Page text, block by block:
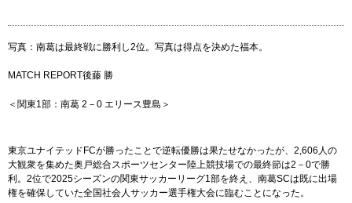
写真：南葛は最終戦に勝利し2位。写真は得点を決めた福本。
MATCH REPORT後藤 勝
＜関東1部：南葛 2－0 エリース豊島＞
東京ユナイテッドFCが勝ったことで逆転優勝は果たせなかったが、2,606人の
大観衆を集めた奥戸総合スポーツセンター陸上競技場での最終節は2－0で勝
利。2位で2025シーズンの関東サッカーリーグ1部を終え、南葛SCは既に出場
権を確保していた全国社会人サッカー選手権大会に臨むことになった。